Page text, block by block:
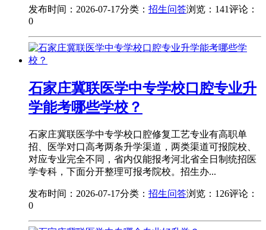
发布时间：2026-07-17分类： 招生问答浏览：141评论：
0
石家庄冀联医学中专学校口腔专业升
学能考哪些学校？
石家庄冀联医学中专学校口腔修复工艺专业有高职单
招、医学对口高考两条升学渠道，两类渠道可报院校、
对应专业完全不同，省内仅能报考河北省全日制统招医
学专科，下面分开整理可报考院校。招生办...
发布时间：2026-07-17分类： 招生问答浏览：126评论：
0